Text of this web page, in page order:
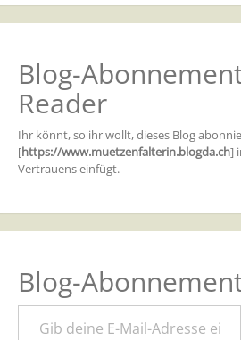
Blog-
Reader
Ihr könnt, so ihr wollt, dieses Blog
[https://www.muetzenfalterin.blogda.ch]
Vertrauens einfügt.
Blog-
Gib deine E-Mail-Adresse ein ...